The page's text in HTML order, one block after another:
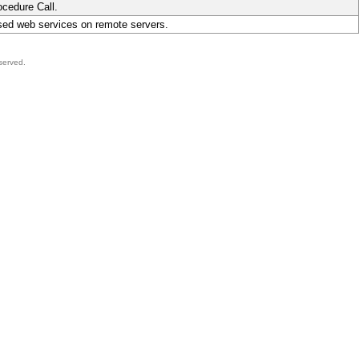
Call.
web services on remote servers.